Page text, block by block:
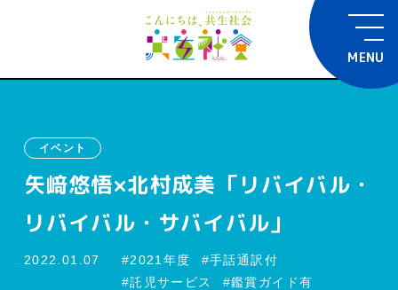
MENU
イベント
矢﨑悠悟×北村成美「リバイバル・
リバイバル・サバイバル」
2022.01.07 2021年度
手話通訳付
託児サービス
鑑賞ガイド有